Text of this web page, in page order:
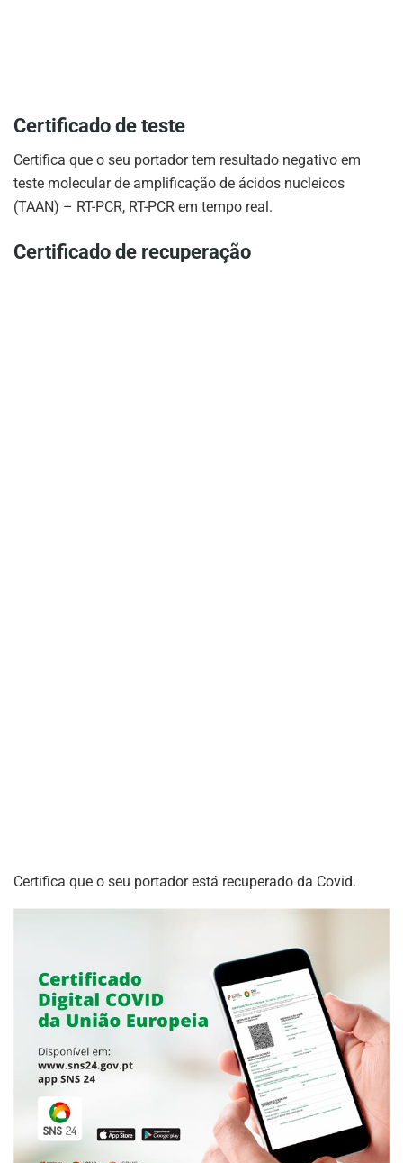
Certificado de teste
Certifica que o seu portador tem resultado negativo em
teste molecular de amplificação de ácidos nucleicos
(TAAN) – RT-PCR, RT-PCR em tempo real.
Certificado de recuperação
Certifica que o seu portador está recuperado da Covid.